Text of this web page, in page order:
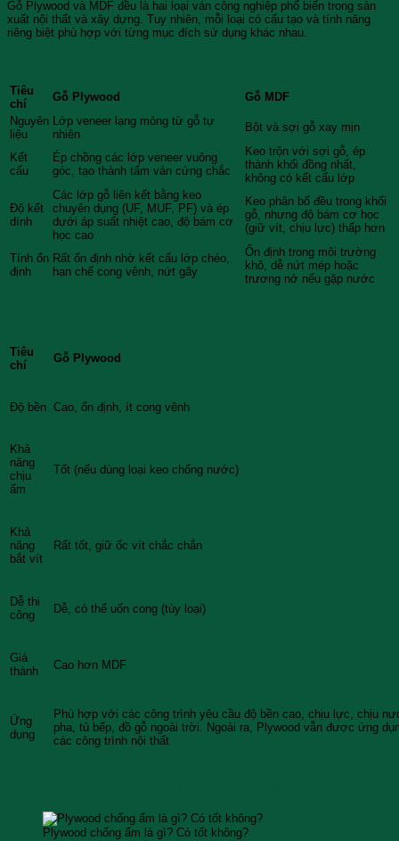
Gỗ Plywood và MDF đều là hai loại ván công nghiệp phổ biến trong sản
xuất nội thất và xây dựng. Tuy nhiên, mỗi loại có cấu tạo và tính năng
riêng biệt phù hợp với từng mục đích sử dụng khác nhau.
Tiêu
chí
Gỗ Plywood
Gỗ MDF
Nguyên
liệu
Lớp veneer lạng mỏng từ gỗ tự
nhiên
Bột và sợi gỗ xay mịn
Kết
cấu
Ép chồng các lớp veneer vuông
góc, tạo thành tấm ván cứng chắc
Keo trộn với sợi gỗ, ép
thành khối đồng nhất,
không có kết cấu lớp
Độ kết
dính
Các lớp gỗ liên kết bằng keo
chuyên dụng (UF, MUF, PF) và ép
dưới áp suất nhiệt cao, độ bám cơ
học cao
Keo phân bố đều trong khối
gỗ, nhưng độ bám cơ học
(giữ vít, chịu lực) thấp hơn
Tính ổn
định
Rất ổn định nhờ kết cấu lớp chéo,
hạn chế cong vênh, nứt gãy
Ổn định trong môi trường
khô, dễ nứt mép hoặc
trương nở nếu gặp nước
Tiêu
chí
Gỗ Plywood
Độ bền Cao, ổn định, ít cong vênh
Khả
năng
chịu
ẩm
Tốt (nếu dùng loại keo chống nước)
Khả
năng
bắt vít
Rất tốt, giữ ốc vít chắc chắn
Dễ thi
công
Dễ, có thể uốn cong (tùy loại)
Giá
thành
Cao hơn MDF
Ứng
dụng
Phù hợp với các công trình yêu cầu độ bền cao, chịu lực, chịu
pha, tủ bếp, đồ gỗ ngoài trời. Ngoài ra, Plywood vẫn được ứng
các công trình nội thất
Plywood chống ẩm là gì? Có tốt không?